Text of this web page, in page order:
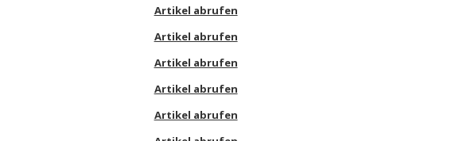
Artikel abrufen
Artikel abrufen
Artikel abrufen
Artikel abrufen
Artikel abrufen